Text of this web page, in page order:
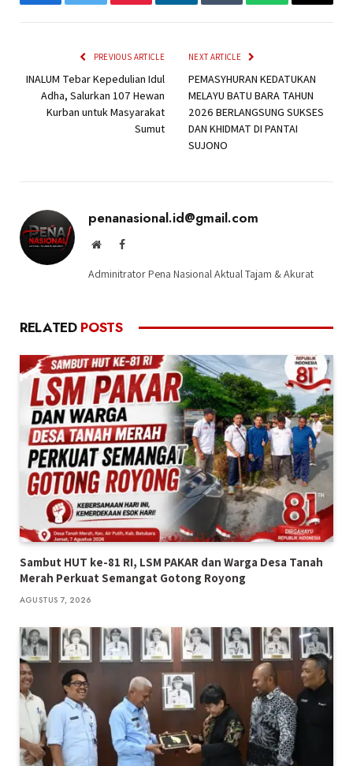
FacebookTwitter PinterestLinkedInTumblr WhatsApp
Email
PREVIOUS ARTICLE
INALUM Tebar Kepedulian Idul
Adha, Salurkan 107 Hewan
Kurban untuk Masyarakat
Sumut
NEXT ARTICLE
PEMASYHURAN KEDATUKAN
MELAYU BATU BARA TAHUN
2026 BERLANGSUNG SUKSES
DAN KHIDMAT DI PANTAI
SUJONO
penanasional.id@gmail.com
WebsiteFacebook
Adminitrator Pena Nasional Aktual Tajam & Akurat
RELATED POSTS
Sambut HUT ke-81 RI, LSM PAKAR dan Warga Desa Tanah
Merah Perkuat Semangat Gotong Royong
AGUSTUS 7, 2026